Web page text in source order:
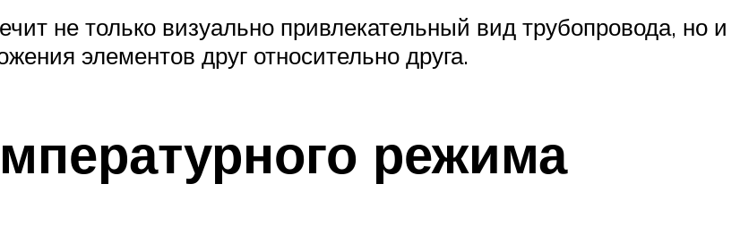
не только визуально привлекательный вид трубопровода, но и
элементов друг относительно друга.
режима